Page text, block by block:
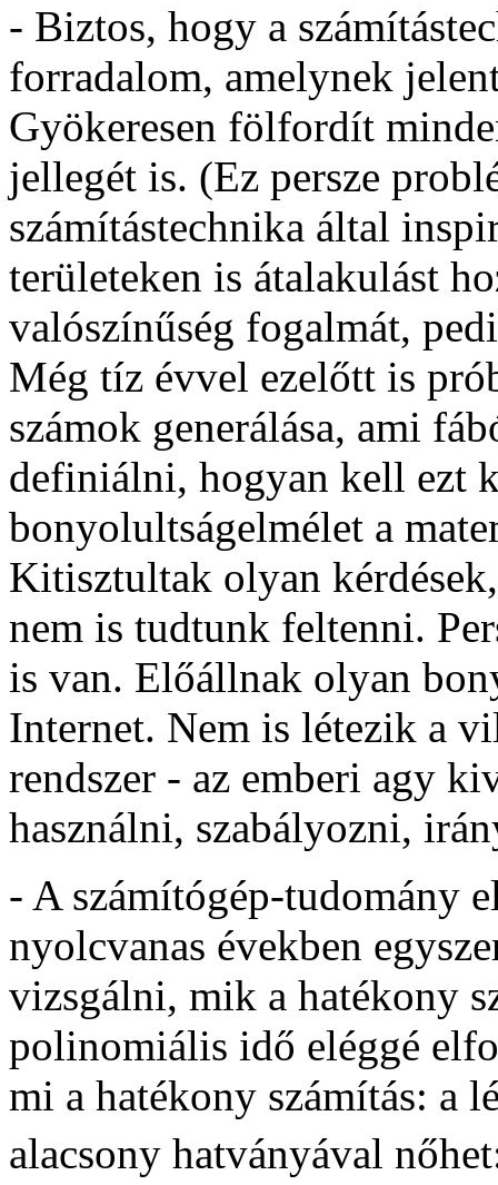
- Biztos, hogy a
forradalom, amelynek
Gyökeresen fölfordít
jellegét is. (Ez persze
számítástechnika által
területeken is átalakulást
valószínűség fogalmát,
Még tíz évvel ezelőtt is
számok generálása, ami
definiálni, hogyan kell ezt
bonyolultságelmélet a
Kitisztultak olyan
nem is tudtunk feltenni.
is van. Előállnak olyan
Internet. Nem is létezik a
rendszer - az emberi agy
használni, szabályozni,
- A számítógép-tudomány
nyolcvanas években
vizsgálni, mik a hatékony
polinomiális idő eléggé
mi a hatékony számítás: a
alacsony hatványával